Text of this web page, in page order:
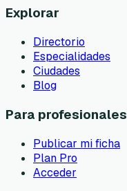
Explorar
Directorio
Especialidades
Ciudades
Blog
Para profesionales
Publicar mi ficha
Plan Pro
Acceder